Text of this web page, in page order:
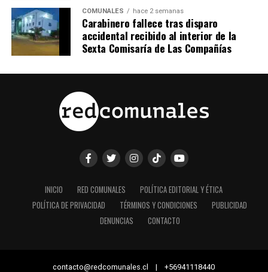
COMUNALES hace 2 semanas
Carabinero fallece tras disparo
accidental recibido al interior de la
Sexta Comisaría de Las Compañías
INICIO RED COMUNALES
POLÍTICA EDITORIAL Y ÉTICA
POLÍTICA DE PRIVACIDAD
TÉRMINOS Y CONDICIONES
PUBLICIDAD
DENUNCIAS
CONTACTO
contacto@redcomunales.cl | +56941118440